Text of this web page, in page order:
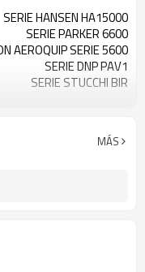
SERIE HANSEN HA15000
SERIE PARKER 6600
AEROQUIP SERIE 5600
SERIE DNP PAV1
SERIE STUCCHI BIR
SERIE IA DE VOSWINKEL
SERIE SAFEWAY S56
MÁS